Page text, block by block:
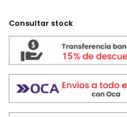
Consultar stock